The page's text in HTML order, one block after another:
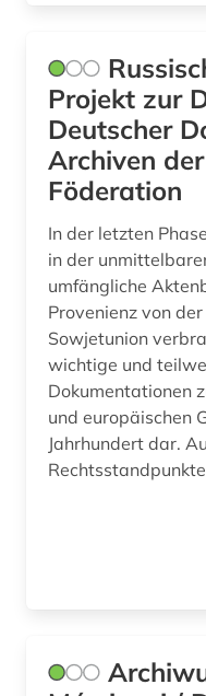
Projekt zur
Deutscher
Archiven
Föderation
In der letzten
in der
umfängliche
Provenienz von
Sowjetunion
wichtige und
Dokumentationen
und europäischen
Jahrhundert dar.